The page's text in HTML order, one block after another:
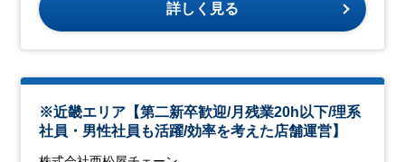
詳しく見る
※近畿エリア【第二新卒歓迎/月残業20h以下/理系
社員・男性社員も活躍/効率を考えた店舗運営】